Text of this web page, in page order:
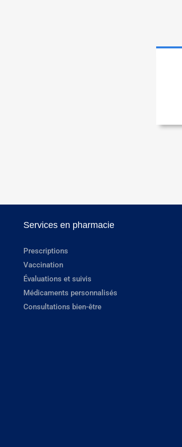
Services en pharmacie
Prescriptions
Vaccination
Évaluations et suivis
Médicaments personnalisés
Consultations bien-être